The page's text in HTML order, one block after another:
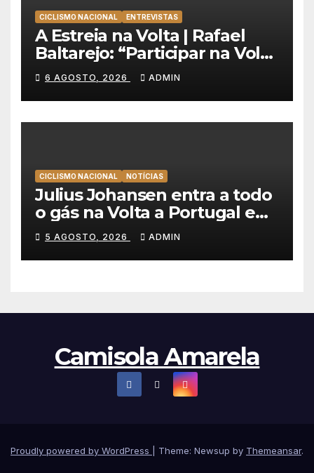
CICLISMO NACIONAL ENTREVISTAS
A Estreia na Volta | Rafael
Baltarejo: “Participar na Volta
a Portugal é o sonho de
qualquer ciclista”
6 AGOSTO, 2026 ADMIN
CICLISMO NACIONAL NOTÍCIAS
Julius Johansen entra a todo
o gás na Volta a Portugal e
lidera dobradinha da UAE
Team Emirates em Lisboa
5 AGOSTO, 2026 ADMIN
Camisola Amarela
Proudly powered by WordPress Theme: Newsup by Themeansar.